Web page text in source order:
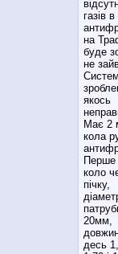
газів в
на
буде
не
якось
Має 2
кола
коло
пічку,
20мм,
десь